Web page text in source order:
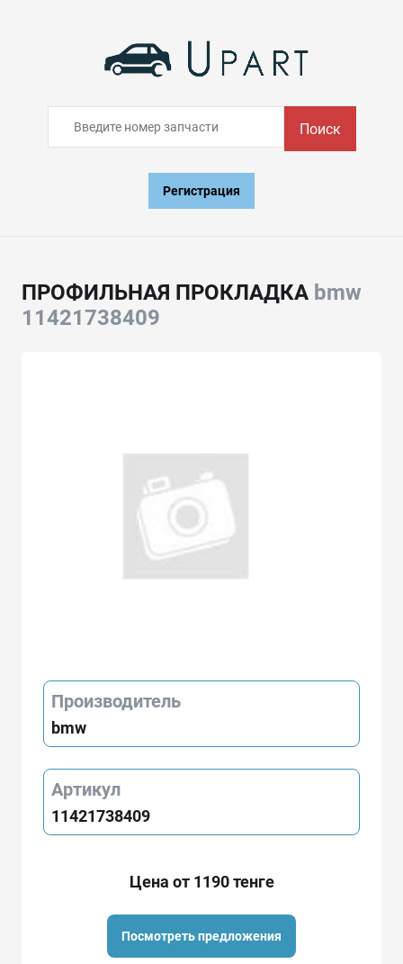
Поиск
Регистрация
ПРОФИЛЬНАЯ ПРОКЛАДКА bmw
11421738409
Производитель
bmw
Артикул
11421738409
Цена от 1190 тенге
Посмотреть предложения